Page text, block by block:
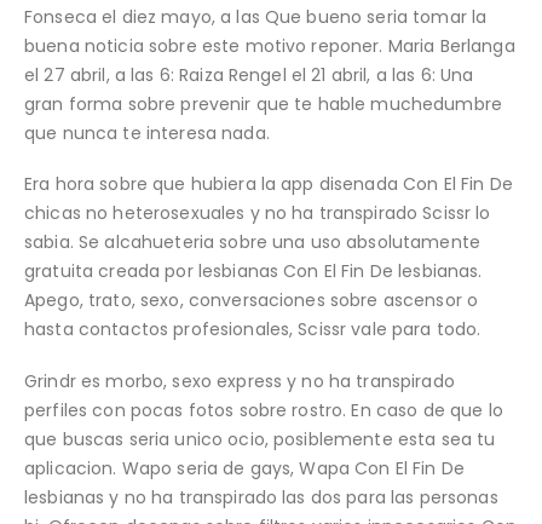
Fonseca el diez mayo, a las Que bueno seri­a tomar la
buena noticia sobre este motivo reponer. Maria Berlanga
el 27 abril, a las 6: Raiza Rengel el 21 abril, a las 6: Una
gran forma sobre prevenir que te hable muchedumbre
que nunca te interesa nada.
Era hora sobre que hubiera la app disenada Con El Fin De
chicas no heterosexuales y no ha transpirado Scissr lo
sabia. Se alcahueteria sobre una uso absolutamente
gratuita creada por lesbianas Con El Fin De lesbianas.
Apego, trato, sexo, conversaciones sobre ascensor o
hasta contactos profesionales, Scissr vale para todo.
Grindr es morbo, sexo express y no ha transpirado
perfiles con pocas fotos sobre rostro. En caso de que lo
que buscas seri­a unico ocio, posiblemente esta sea tu
aplicacion. Wapo seri­a de gays, Wapa Con El Fin De
lesbianas y no ha transpirado las dos para las personas